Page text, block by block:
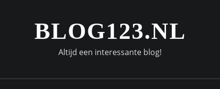
BLOG123.NL
Altijd een interessante blog!